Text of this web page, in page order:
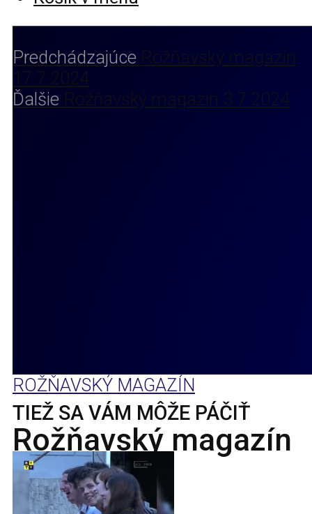
Predchádzajúce Rožňavský magazín
Ďalšie
Rožňavský magazín 3.7.2024
ROŽŇAVSKÝ MAGAZÍN
Rožňavský magazín
10.7.2024
TIEŽ SA VÁM MÔŽE PÁČIŤ